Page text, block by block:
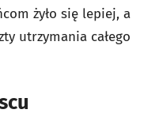
żyło się lepiej, a
utrzymania całego